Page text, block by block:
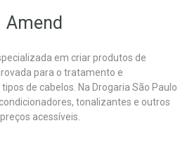
Amend
em criar produtos de
para o tratamento e
de cabelos. Na Drogaria São Paulo
tonalizantes e outros
acessíveis.